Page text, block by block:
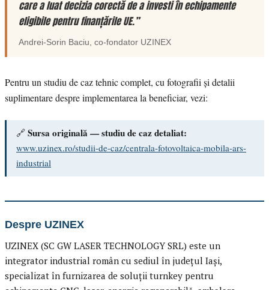
care a luat decizia corectă de a investi în echipamente
eligibile pentru finanțările UE.”
Andrei-Sorin Baciu, co-fondator UZINEX
Pentru un studiu de caz tehnic complet, cu fotografii și detalii
suplimentare despre implementarea la beneficiar, vezi:
🔗 Sursa originală — studiu de caz detaliat:
www.uzinex.ro/studii-de-caz/centrala-fotovoltaica-mobila-ars-
industrial
Despre UZINEX
UZINEX (SC GW LASER TECHNOLOGY SRL) este un
integrator industrial român cu sediul în județul Iași,
specializat în furnizarea de soluții turnkey pentru